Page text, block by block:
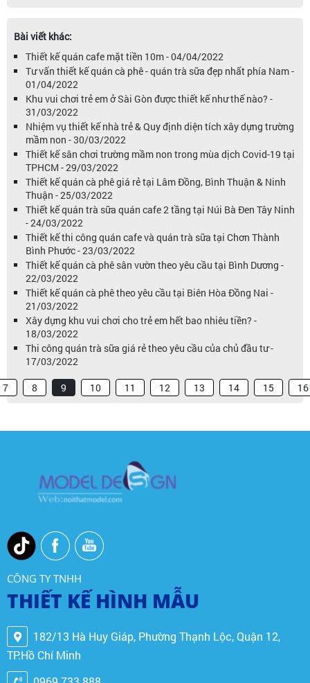
Bài viết khác:
Thiết kế quán cafe mặt tiền 10m - 04/04/2022
Tư vấn thiết kế quán cà phê - quán trà sữa đẹp nhất phía Nam -
01/04/2022
Khu vui chơi trẻ em ở Sài Gòn được thiết kế như thế nào? -
31/03/2022
Nhiệm vụ thiết kế nhà trẻ & Quy định diện tích xây dựng trường
mầm non - 30/03/2022
Thiết kế sân chơi trường mầm non trong mùa dịch Covid-19 tại
TPHCM - 29/03/2022
Thiết kế quán cà phê giá rẻ tại Lâm Đồng, Bình Thuận & Ninh
Thuận - 25/03/2022
Thiết kế quán trà sữa quán cafe 2 tầng tại Núi Bà Đen Tây Ninh
- 24/03/2022
Thiết kế thi công quán cafe và quán trà sữa tại Chơn Thành
Bình Phước - 23/03/2022
Thiết kế quán cà phê sân vườn theo yêu cầu tại Bình Dương -
22/03/2022
Thiết kế quán cà phê theo yêu cầu tại Biên Hòa Đồng Nai -
21/03/2022
Xây dựng khu vui chơi cho trẻ em hết bao nhiêu tiền? -
18/03/2022
Thi công quán trà sữa giá rẻ theo yêu cầu của chủ đầu tư -
17/03/2022
7 8 9 10 11 12 13 14 15 16
CÔNG TY TNHH
THIẾT KẾ HÌNH MẪU
182/13 Hà Huy Giáp, Phường Thạnh Lộc, Quận 12,
TP.Hồ Chí Minh